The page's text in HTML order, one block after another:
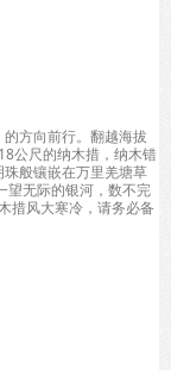
方向前行。翻越海拔
公尺的纳木措，纳木错
般镶嵌在万里羌塘草
望无际的银河，数不完
措风大寒冷，请务必备